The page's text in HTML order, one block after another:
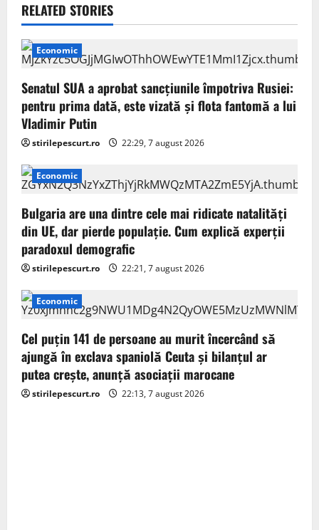
v
i
g
a
t
i
o
n
RELATED STORIES
Economic
Senatul SUA a aprobat sancțiunile împotriva Rusiei:
pentru prima dată, este vizată și flota fantomă a lui
Vladimir Putin
stirilepescurt.ro 22:29, 7 august 2026
Economic
Bulgaria are una dintre cele mai ridicate natalități
din UE, dar pierde populație. Cum explică experții
paradoxul demografic
stirilepescurt.ro 22:21, 7 august 2026
Economic
Cel puţin 141 de persoane au murit încercând să
ajungă în exclava spaniolă Ceuta şi bilanţul ar
putea creşte, anunță asociații marocane
stirilepescurt.ro 22:13, 7 august 2026